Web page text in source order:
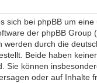
sich bei phpBB um
der phpBB Group
werden durch die
Beide haben
Sie können
oder auf Inhalte